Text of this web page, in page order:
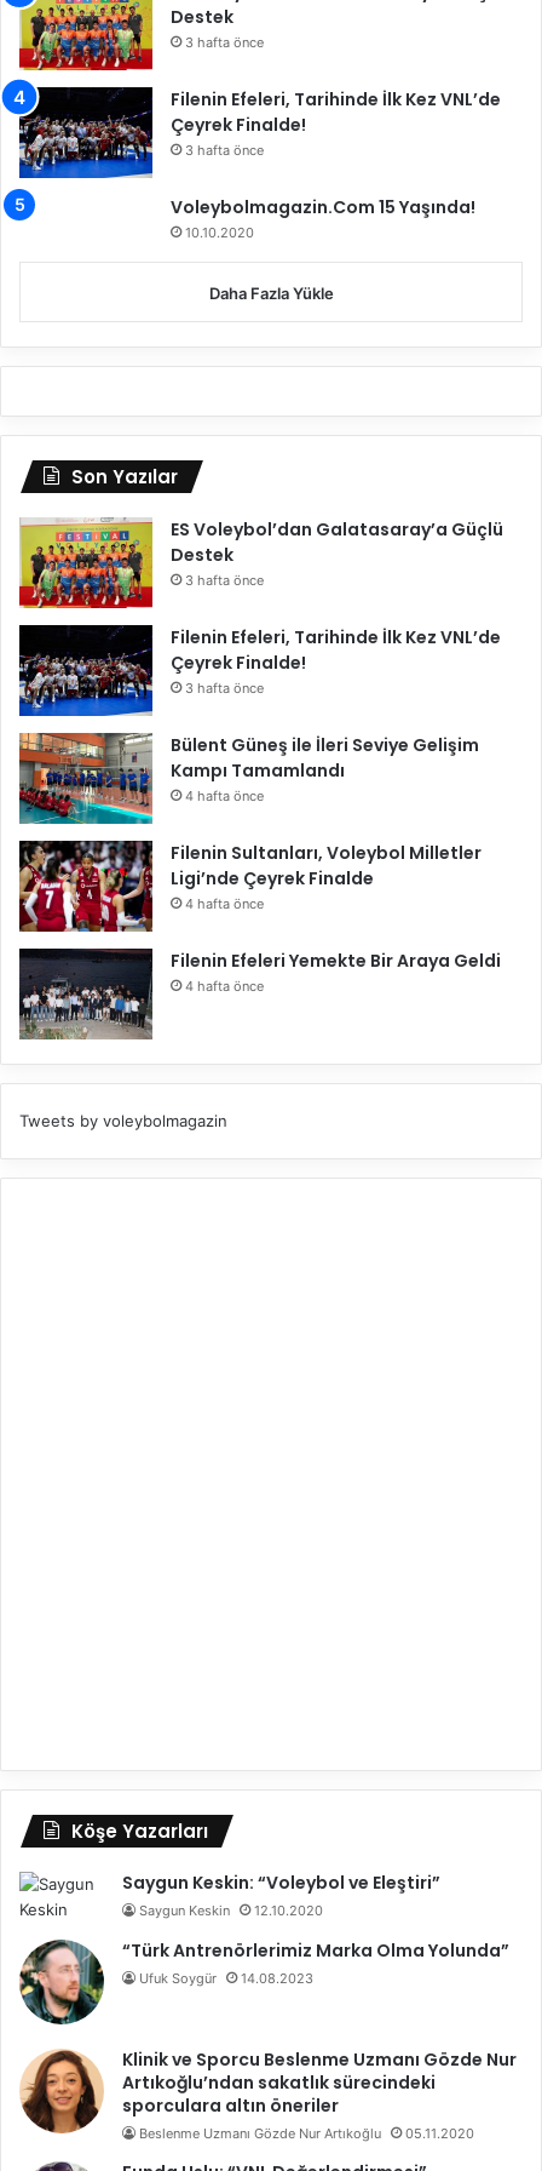
Destek
3 hafta önce
Filenin Efeleri, Tarihinde İlk Kez VNL’de
Çeyrek Finalde!
3 hafta önce
Voleybolmagazin.Com 15 Yaşında!
10.10.2020
Daha Fazla Yükle
Son Yazılar
ES Voleybol’dan Galatasaray’a Güçlü
Destek
3 hafta önce
Filenin Efeleri, Tarihinde İlk Kez VNL’de
Çeyrek Finalde!
3 hafta önce
Bülent Güneş ile İleri Seviye Gelişim
Kampı Tamamlandı
4 hafta önce
Filenin Sultanları, Voleybol Milletler
Ligi’nde Çeyrek Finalde
4 hafta önce
Filenin Efeleri Yemekte Bir Araya Geldi
4 hafta önce
Tweets by voleybolmagazin
Köşe Yazarları
Saygun Keskin: “Voleybol ve Eleştiri”
Saygun Keskin 12.10.2020
“Türk Antrenörlerimiz Marka Olma Yolunda”
Ufuk Soygür 14.08.2023
Klinik ve Sporcu Beslenme Uzmanı Gözde Nur
Artıkoğlu’ndan sakatlık sürecindeki
sporculara altın öneriler
Beslenme Uzmanı Gözde Nur Artıkoğlu 05.11.2020